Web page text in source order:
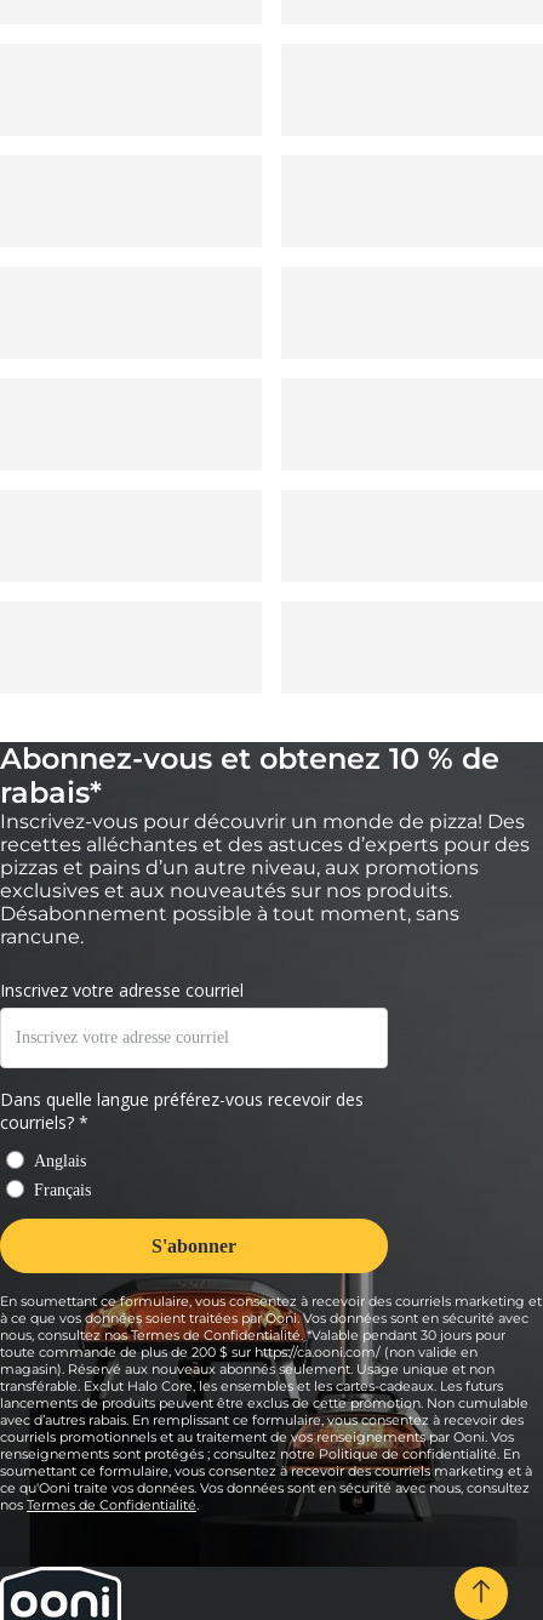
Abonnez-vous et obtenez 10 % de
rabais*
Inscrivez-vous pour découvrir un monde de pizza! Des
recettes alléchantes et des astuces d’experts pour des
pizzas et pains d’un autre niveau, aux promotions
exclusives et aux nouveautés sur nos produits.
Désabonnement possible à tout moment, sans
rancune.
En soumettant ce formulaire, vous consentez à recevoir des courriels marketing et
à ce que vos données soient traitées par Ooni. Vos données sont en sécurité avec
nous, consultez nos Termes de Confidentialité. *Valable pendant 30 jours pour
toute commande de plus de 200 $ sur https://ca.ooni.com/ (non valide en
magasin). Réservé aux nouveaux abonnés seulement. Usage unique et non
transférable. Exclut Halo Core, les ensembles et les cartes-cadeaux. Les futurs
lancements de produits peuvent être exclus de cette promotion. Non cumulable
avec d’autres rabais. En remplissant ce formulaire, vous consentez à recevoir des
courriels promotionnels et au traitement de vos renseignements par Ooni. Vos
renseignements sont protégés ; consultez notre Politique de confidentialité. En
soumettant ce formulaire, vous consentez à recevoir des courriels marketing et à
ce qu'Ooni traite vos données. Vos données sont en sécurité avec nous, consultez
nos Termes de Confidentialité.